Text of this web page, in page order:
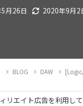
月26日 2020年9月2
BLOG DAW
リエイト広告を利用し